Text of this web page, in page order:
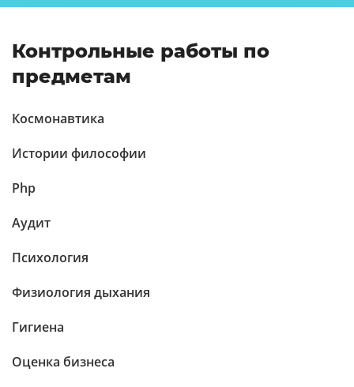
Контрольные работы по
предметам
Космонавтика
Истории философии
Php
Аудит
Психология
Физиология дыхания
Гигиена
Оценка бизнеса